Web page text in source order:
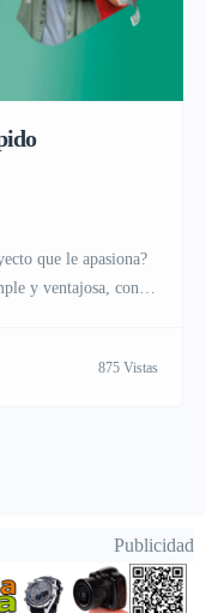
que le apasiona?
y ventajosa, con
realización de sus
saber
875 Vistas
Publicidad